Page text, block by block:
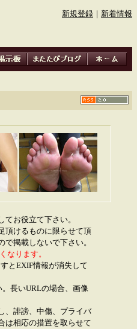
新規登録 新着情報
お役立て下さい。
頂けるものに限らせて頂
掲載しないで下さい。
なります。
とEXIF情報が消失して
長いURLの場合、画像
、誹謗、中傷、プライバ
は相応の措置を取らせて